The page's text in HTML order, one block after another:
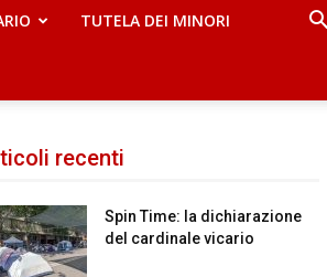
TUTELA DEI MINORI
recenti
Spin Time: la dichiarazione
del cardinale vicario